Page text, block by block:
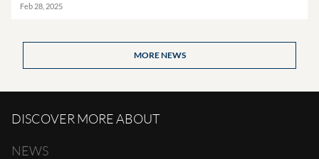
Feb 28, 2025
MORE NEWS
DISCOVER MORE ABOUT
NEWS